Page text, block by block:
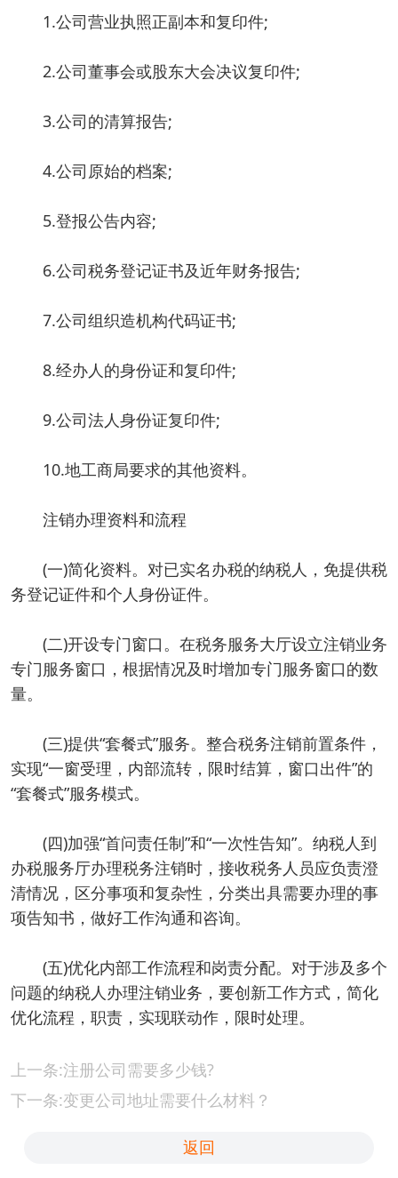
1.公司营业执照正副本和复印件;
2.公司董事会或股东大会决议复印件;
3.公司的清算报告;
4.公司原始的档案;
5.登报公告内容;
6.公司税务登记证书及近年财务报告;
7.公司组织造机构代码证书;
8.经办人的身份证和复印件;
9.公司法人身份证复印件;
10.地工商局要求的其他资料。
注销办理资料和流程
(一)简化资料。对已实名办税的纳税人，免提供税
务登记证件和个人身份证件。
(二)开设专门窗口。在税务服务大厅设立注销业务
专门服务窗口，根据情况及时增加专门服务窗口的数
量。
(三)提供“套餐式”服务。整合税务注销前置条件，
实现“一窗受理，内部流转，限时结算，窗口出件”的
“套餐式”服务模式。
(四)加强“首问责任制”和“一次性告知”。纳税人到
办税服务厅办理税务注销时，接收税务人员应负责澄
清情况，区分事项和复杂性，分类出具需要办理的事
项告知书，做好工作沟通和咨询。
(五)优化内部工作流程和岗责分配。对于涉及多个
问题的纳税人办理注销业务，要创新工作方式，简化
优化流程，职责，实现联动作，限时处理。
上一条:注册公司需要多少钱?
下一条:变更公司地址需要什么材料？
返回